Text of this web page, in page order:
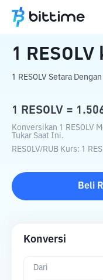
Beranda Konverter
1 RESOLV
1 RESOLV Setara
1 RESOLV =
Konversikan 1 RESOLV
Tukar Saat Ini.
RESOLV/RUB Kurs: 1
Beli
Konversi
Dari